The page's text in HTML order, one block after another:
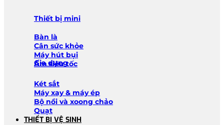
Thiết bị mini
Bàn là
Cân sức khỏe
Máy hút bụi
Ấm siêu tốc
Gia dụng
Két sắt
Máy xay & máy ép
Bộ nồi và xoong chảo
Quạt
THIẾT BỊ VỆ SINH